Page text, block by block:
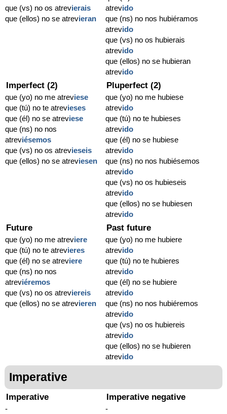
que (vs) no os atrevierais
que (ellos) no se atrevieran
atrevido
que (ns) no nos hubiéramos
atrevido
que (vs) no os hubierais
atrevido
que (ellos) no se hubieran
atrevido
Imperfect (2)
que (yo) no me atreviese
que (tú) no te atrevieses
que (él) no se atreviese
que (ns) no nos
atreviésemos
que (vs) no os atrevieseis
que (ellos) no se atreviesen
Pluperfect (2)
que (yo) no me hubiese
atrevido
que (tú) no te hubieses
atrevido
que (él) no se hubiese
atrevido
que (ns) no nos hubiésemos
atrevido
que (vs) no os hubieseis
atrevido
que (ellos) no se hubiesen
atrevido
Future
que (yo) no me atreviere
que (tú) no te atrevieres
que (él) no se atreviere
que (ns) no nos
atreviéremos
que (vs) no os atreviereis
que (ellos) no se atrevieren
Past future
que (yo) no me hubiere
atrevido
que (tú) no te hubieres
atrevido
que (él) no se hubiere
atrevido
que (ns) no nos hubiéremos
atrevido
que (vs) no os hubiereis
atrevido
que (ellos) no se hubieren
atrevido
Imperative
Imperative
-
Imperative negative
-